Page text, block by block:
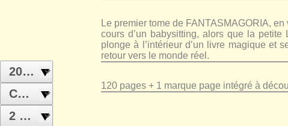
Le premier tome de FANTASMAGORIA,
cours d’un babysitting, alors que la
plonge à l’intérieur d’un livre magique et
retour vers le monde réel.
120 pages + 1 marque page intégré à